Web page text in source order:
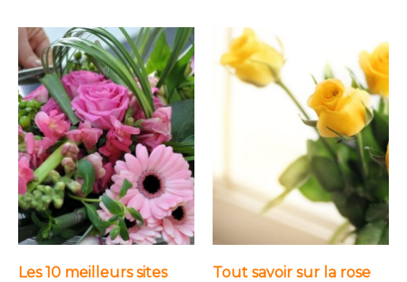
Les 10 meilleurs sites
Tout savoir sur la rose